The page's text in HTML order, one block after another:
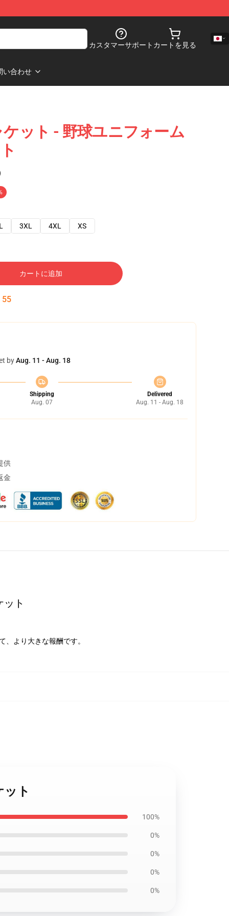
カスタマーサポート カートを見る
い合わせ
ット - 野球ユニフォーム
3XL 4XL XS
カートに追加
54
byAug. 11 - Aug. 18
Shipping
Aug. 07
Delivered
Aug. 11 - Aug. 18
供
金
ト
より大きな報酬です。
ト
100%
0%
0%
0%
0%